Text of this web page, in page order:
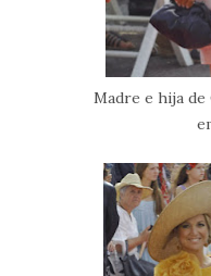
Madre e hija de